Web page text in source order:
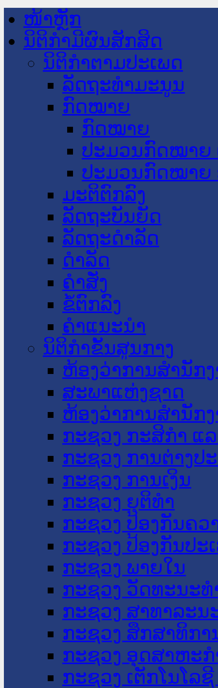
ໜ້າຫຼັກ
ນິຕິກໍາມີຜົນສັກສິດ
ນິຕິກໍາຕາມປະເພດ
ລັດຖະທໍາມະນູນ
ກົດໝາຍ
ກົດໝາຍ
ປະມວນກົດໝາຍ
ປະມວນກົດໝາຍ
ມະຕິຕົກລົງ
ລັດຖະບັນຍັດ
ລັດຖະດໍາລັດ
ດໍາລັດ
ຄໍາສັ່ງ
ຂໍ້ຕົກລົງ
ຄໍາແນະນໍາ
ນິຕິກໍາຂັ້ນສູນກາງ
ຫ້ອງວ່າການສໍານັກ
ສະພາແຫ່ງຊາດ
ຫ້ອງວ່າການສຳນັກ
ກະຊວງ ກະສິກຳ ແ
ກະຊວງ ການຕ່າງປ
ກະຊວງ ການເງິນ
ກະຊວງ ຍຸຕິທໍາ
ກະຊວງ ປ້ອງກັນຄວ
ກະຊວງ ປ້ອງກັນປະ
ກະຊວງ ພາຍໃນ
ກະຊວງ ວັດທະນະ
ກະຊວງ ສາທາລະນ
ກະຊວງ ສຶກສາທິກາ
ກະຊວງ ອຸດສາຫະ
ກະຊວງ ເຕັກໂນໂລ